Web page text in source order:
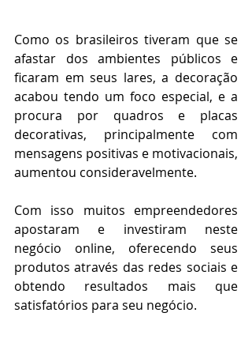
Como os brasileiros tiveram que se
afastar dos ambientes públicos e
ficaram em seus lares, a decoração
acabou tendo um foco especial, e a
procura por quadros e placas
decorativas, principalmente com
mensagens positivas e motivacionais,
aumentou consideravelmente.
Com isso muitos empreendedores
apostaram e investiram neste
negócio online, oferecendo seus
produtos através das redes sociais e
obtendo resultados mais que
satisfatórios para seu negócio.